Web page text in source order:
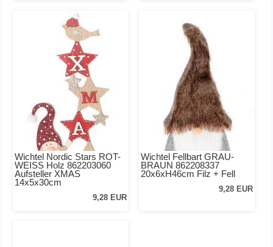
Wichtel Nordic Stars ROT-
WEISS Holz 862203060
Aufsteller XMAS
14x5x30cm
9,28 EUR
Wichtel Fellbart GRAU-
BRAUN 862208337
20x6xH46cm Filz + Fell
9,28 EUR